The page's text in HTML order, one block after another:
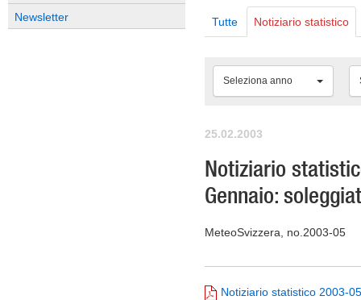
Newsletter
Tutte Notiziario statistico
Seleziona anno
25.02.2003
Notiziario
Gennaio:
MeteoSvizzera, no.2003-05
Notiziario statistico 2003-05